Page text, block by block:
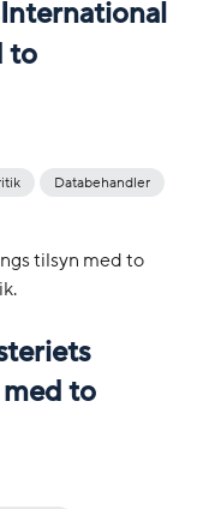
to
Databehandler
tilsyn med to
med to